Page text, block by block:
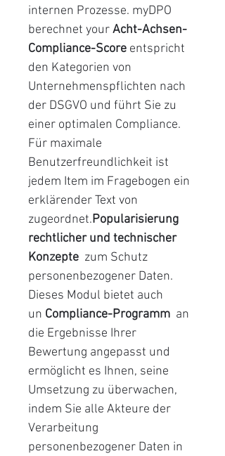
internen Prozesse. myDPO
berechnet yourAcht-Achsen-
Compliance-Score entspricht
den Kategorien von
Unternehmenspflichten nach
der DSGVO und führt Sie zu
einer optimalen Compliance.
Für maximale
Benutzerfreundlichkeit ist
jedem Item im Fragebogen ein
erklärender Text von
zugeordnet.Popularisierung
rechtlicher und technischer
Konzepte zum Schutz
personenbezogener Daten.
Dieses Modul bietet auch
un Compliance-Programm an
die Ergebnisse Ihrer
Bewertung angepasst und
ermöglicht es Ihnen, seine
Umsetzung zu überwachen,
indem Sie alle Akteure der
Verarbeitung
personenbezogener Daten in